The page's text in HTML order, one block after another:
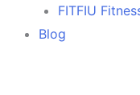
FITFIU
Blog